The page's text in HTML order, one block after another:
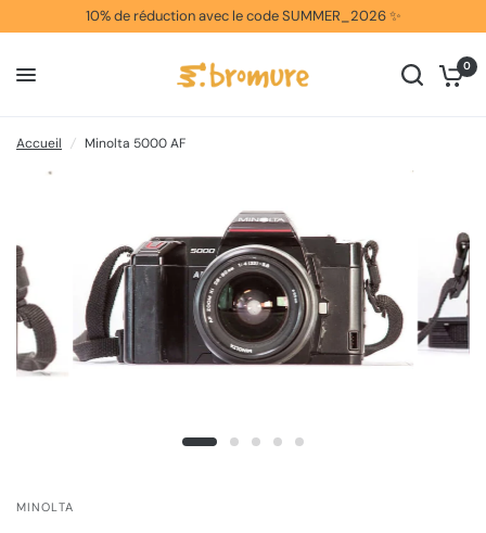
10% de réduction avec le code SUMMER_2026 ✨
0
Accueil / Minolta 5000 AF
MINOLTA